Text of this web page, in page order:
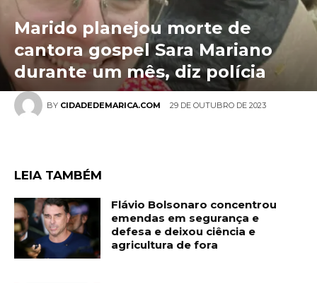
BY CIDADEDEMARICA.COM 29 DE OUTUBRO DE 2023
Marido planejou morte de
cantora gospel Sara Mariano
durante um mês, diz polícia
LEIA TAMBÉM
Flávio Bolsonaro concentrou
emendas em segurança e
defesa e deixou ciência e
agricultura de fora